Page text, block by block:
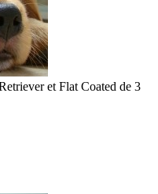
et Flat Coated de 3